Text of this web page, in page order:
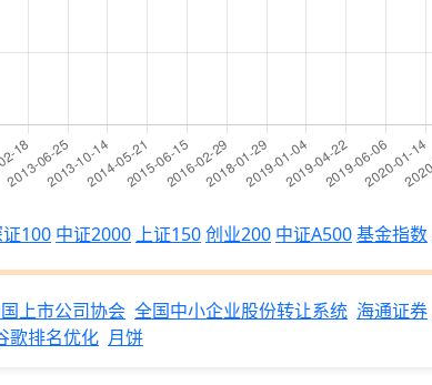
100 中证2000 上证150创业200 中证A500基金指数
上市公司协会 全国中小企业股份转让系统 海通证券
歌排名优化 月饼